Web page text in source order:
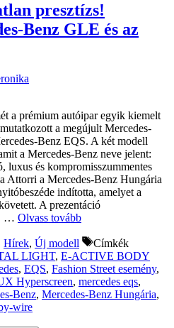
presztízs!
Benz GLE és az
a prémium autóipar egyik kiemelt
a megújult Mercedes-
Benz EQS. A két modell
a Mercedes-Benz neve jelent:
luxus és kompromisszummentes
Attorri a Mercedes-Benz Hungária
indította, amelyet a
A prezentáció
… Olvass tovább
Hírek, Új modell
Címkék
LIGHT, E-ACTIVE BODY
, EQS, Fashion Street esemény,
Hyperscreen, mercedes eqs,
Benz, Mercedes-Benz Hungária,
wire